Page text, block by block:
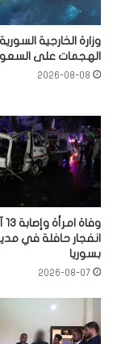
وزارة الخارجية
الهجمات على
2026-08-08
انفجار حافلة في
بسوريا
2026-08-07